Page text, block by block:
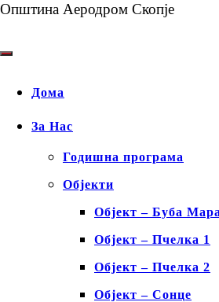
Општина Аеродром Скопје
Дома
За Нас
Годишна програма
Објекти
Објект – Буба Мара
Објект – Пчелка 1
Објект – Пчелка 2
Објект – Сонце